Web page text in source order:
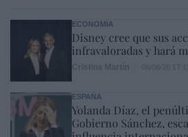
ECONOMÍA
Disney cree que sus
infravaloradas y hará
ESPAÑA
Yolanda Díaz, el
Gobierno Sánchez,